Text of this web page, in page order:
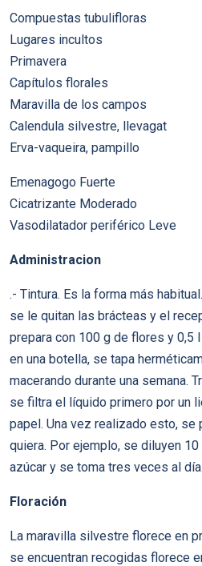
Compuestas tubulifloras
Lugares incultos
Primavera
Capítulos florales
Maravilla de los campos
Calendula silvestre, llevagat
Erva-vaqueira, pampillo
Emenagogo Fuerte
Cicatrizante Moderado
Vasodilatador periférico Leve
Administracion
.- Tintura. Es la forma más
se le quitan las brácteas y el
prepara con 100 g de flores y 0,5
en una botella, se tapa
macerando durante una semana.
se filtra el líquido primero por un
papel. Una vez realizado esto, se
quiera. Por ejemplo, se diluyen
azúcar y se toma tres veces al día.
Floración
La maravilla silvestre florece en
se encuentran recogidas florece